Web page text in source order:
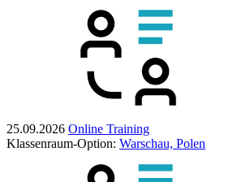
25.09.2026 Online Training
Klassenraum-Option: Warschau, Polen